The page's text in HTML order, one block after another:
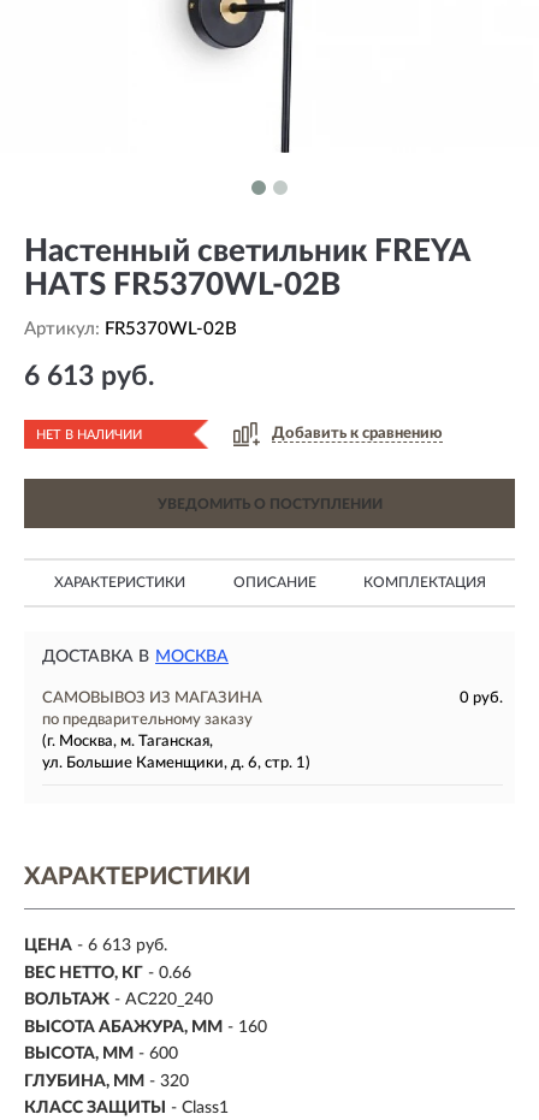
Настенный светильник FREYA
HATS FR5370WL-02B
Артикул: FR5370WL-02B
6 613 руб.
НЕТ В НАЛИЧИИ Добавить к сравнению
УВЕДОМИТЬ О ПОСТУПЛЕНИИ
ХАРАКТЕРИСТИКИ ОПИСАНИЕ КОМПЛЕКТАЦИЯ
ДОСТАВКА В МОСКВА
САМОВЫВОЗ ИЗ МАГАЗИНА
0 руб.
по предварительному заказу
(г. Москва, м. Таганская,
ул. Большие Каменщики, д. 6, стр. 1)
ХАРАКТЕРИСТИКИ
ЦЕНА - 6 613 руб.
ВЕС НЕТТО, КГ - 0.66
ВОЛЬТАЖ - AC220_240
ВЫСОТА АБАЖУРА, ММ - 160
ВЫСОТА, ММ - 600
ГЛУБИНА, ММ - 320
КЛАСС ЗАЩИТЫ
- Class1